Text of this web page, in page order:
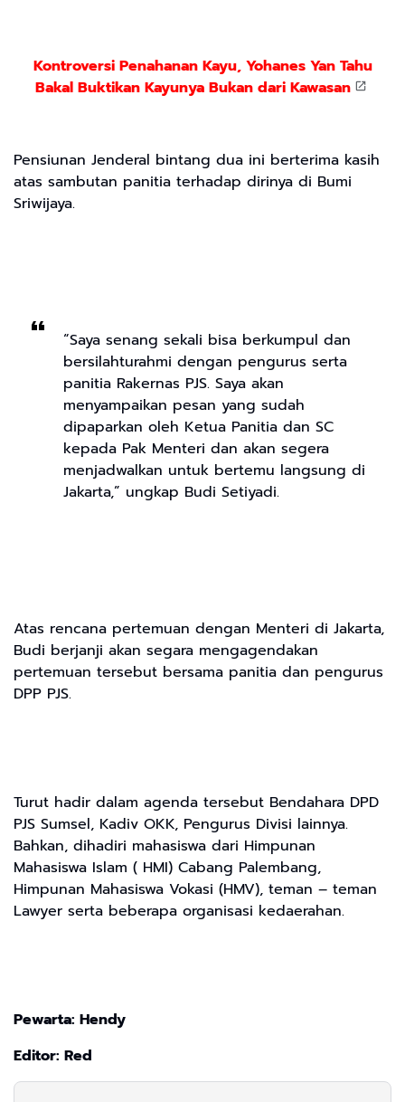
Kontroversi Penahanan Kayu, Yohanes Yan Tahu
Bakal Buktikan Kayunya Bukan dari Kawasan
Pensiunan Jenderal bintang dua ini berterima kasih
atas sambutan panitia terhadap dirinya di Bumi
Sriwijaya.
“Saya senang sekali bisa berkumpul dan
bersilahturahmi dengan pengurus serta
panitia Rakernas PJS. Saya akan
menyampaikan pesan yang sudah
dipaparkan oleh Ketua Panitia dan SC
kepada Pak Menteri dan akan segera
menjadwalkan untuk bertemu langsung di
Jakarta,” ungkap Budi Setiyadi.
Atas rencana pertemuan dengan Menteri di Jakarta,
Budi berjanji akan segara mengagendakan
pertemuan tersebut bersama panitia dan pengurus
DPP PJS.
Turut hadir dalam agenda tersebut Bendahara DPD
PJS Sumsel, Kadiv OKK, Pengurus Divisi lainnya.
Bahkan, dihadiri mahasiswa dari Himpunan
Mahasiswa Islam ( HMI) Cabang Palembang,
Himpunan Mahasiswa Vokasi (HMV), teman – teman
Lawyer serta beberapa organisasi kedaerahan.
Pewarta: Hendy
Editor: Red